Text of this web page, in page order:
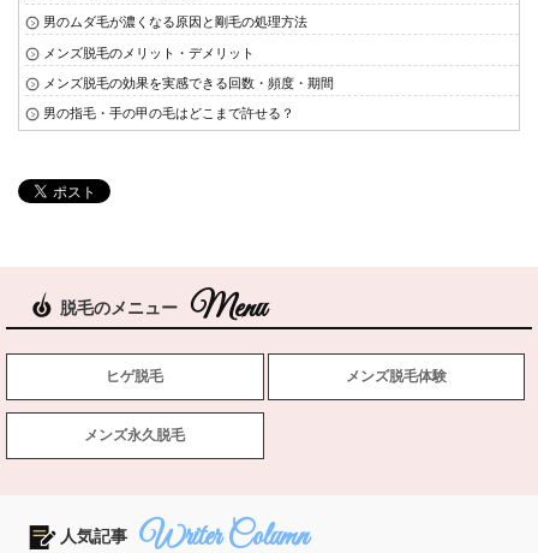
男のムダ毛が濃くなる原因と剛毛の処理方法
メンズ脱毛のメリット・デメリット
メンズ脱毛の効果を実感できる回数・頻度・期間
男の指毛・手の甲の毛はどこまで許せる？
脱毛のメニュー
ヒゲ脱毛 メンズ脱毛体験
メンズ永久脱毛
人気記事